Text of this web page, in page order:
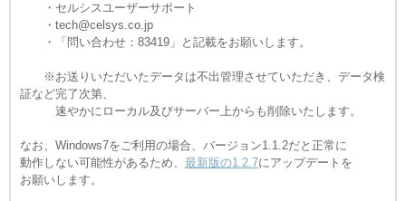
・セルシスユーザーサポート
・tech@celsys.co.jp
・「問い合わせ：83419」と記載をお願いします。
※お送りいただいたデータは不出管理させていただき、データ検
証など完了次第、
速やかにローカル及びサーバー上からも削除いたします。
なお、Windows7をご利用の場合、バージョン1.1.2だと正常に
動作しない可能性があるため、 最新版の1.2.7にアップデートを
お願いします。